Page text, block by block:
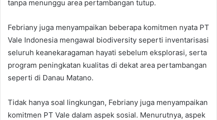
tanpa menunggu area pertambangan tutup.
Febriany juga menyampaikan beberapa komitmen nyata PT
Vale Indonesia mengawal biodiversity seperti inventarisasi
seluruh keanekaragaman hayati sebelum eksplorasi, serta
program peningkatan kualitas di dekat area pertambangan
seperti di Danau Matano.
Tidak hanya soal lingkungan, Febriany juga menyampaikan
komitmen PT Vale dalam aspek sosial. Menurutnya, aspek